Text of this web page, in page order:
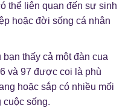
thể liên quan đến sự sinh
hoặc đời sống cá nhân
bạn thấy cả một đàn cua
và 97 được coi là phù
hoặc sắp có nhiều mối
cuộc sống.